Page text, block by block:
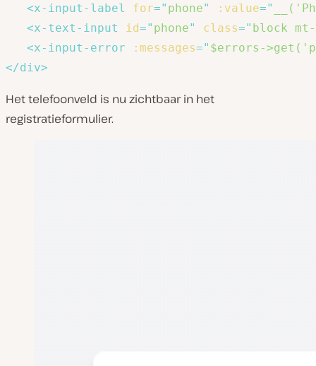
<x-input-label for=" phone" :value="
<x-text-input id=" phone" class=" block
<x-input-error :messages=" $errors-
</div>
Het telefoonveld is nu zichtbaar in het
registratieformulier.